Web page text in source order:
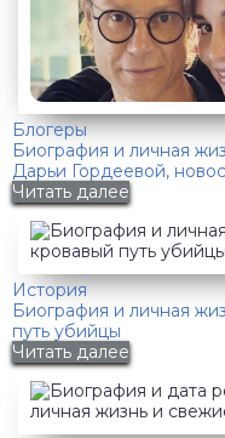
Блогеры
Биография и личная
Дарьи Гордеевой,
Читать далее
История
Биография и личная
путь убийцы
Читать далее